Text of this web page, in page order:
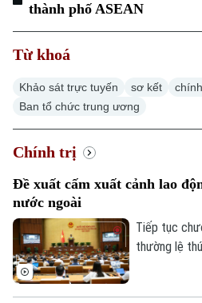
Chuyên mục
Hà Nội
Chính trị
Xã hội
An ninh trật tự
Công nghệ
Hà Nội
Nhịp sống Hà Nội
Người Hà Nội
Khoảnh khắc Hà Nội
Ẩm thực
Thế giới
Tin tức
Quân sự
Hồ sơ
Kinh tế
Tin tức
Cafe sáng
Nhà đất
Tàu và Xe
thành phố ASEAN
Từ khoá
Khảo sát trực tuyến sơ kết
Ban tổ chức trung ương
Chính trị
Đề xuất cấm xuất cảnh lao
nước ngoài
Tiếp tục
thường lệ